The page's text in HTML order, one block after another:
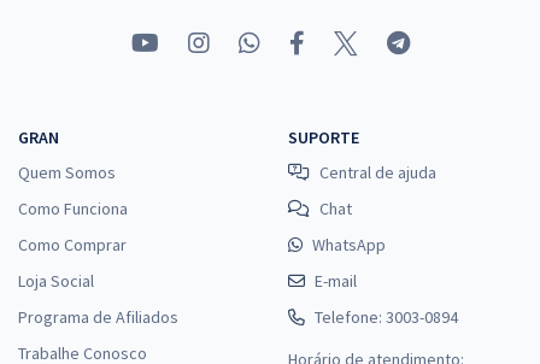
GRAN
Quem Somos
Como Funciona
Como Comprar
Loja Social
Programa de Afiliados
Trabalhe Conosco
SUPORTE
Central de ajuda
Chat
WhatsApp
E-mail
Telefone: 3003-0894
Horário de atendimento: